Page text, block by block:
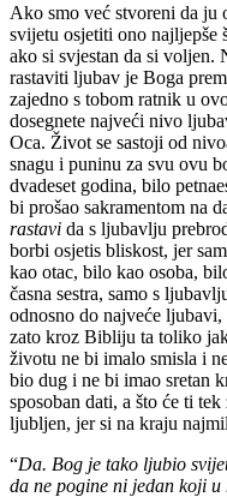
Ako smo već stvoreni da ju
svijetu osjetiti ono najljepše
ako si svjestan da si voljen.
rastaviti ljubav je Boga
zajedno s tobom ratnik u
dosegnete najveći nivo
Oca. Život se sastoji od
snagu i puninu za svu ovu
dvadeset godina, bilo
bi prošao sakramentom na
rastavi da s ljubavlju
borbi osjetis bliskost, jer
kao otac, bilo kao osoba,
časna sestra, samo s
odnosno do najveće
zato kroz Bibliju ta toliko
životu ne bi imalo smisla i
bio dug i ne bi imao sretan
sposoban dati, a što će ti
ljubljen, jer si na kraju
“Da. Bog je tako ljubio
da ne pogine ni jedan koji